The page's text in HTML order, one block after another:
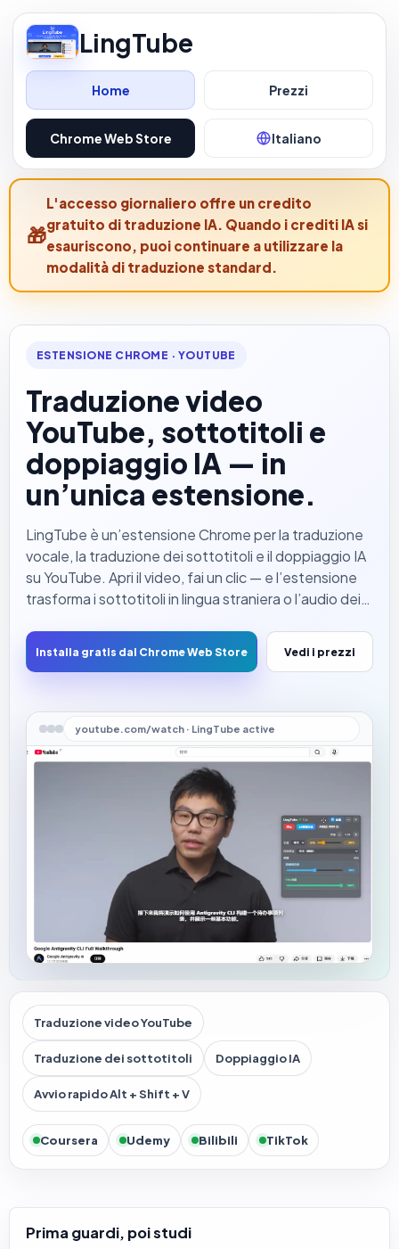
LingTube
Home Prezzi
Chrome Web Store Italiano
L'accesso giornaliero offre un credito
gratuito di traduzione IA. Quando i crediti IA si
esauriscono, puoi continuare a utilizzare la
modalità di traduzione standard.
ESTENSIONE CHROME · YOUTUBE
Traduzione video
YouTube, sottotitoli e
doppiaggio IA — in
un’unica estensione.
LingTube è un’estensione Chrome per la traduzione
vocale, la traduzione dei sottotitoli e il doppiaggio IA
su YouTube. Apri il video, fai un clic — e l’estensione
trasforma i sottotitoli in lingua straniera o l’audio dei
comprensibile, letta con voce naturale mentre il
video continua. Non devi più fissare la riga dei
Installa gratis dal Chrome Web Store Vedi i prezzi
youtube.com/watch · LingTube active
Traduzione video YouTube
Traduzione dei sottotitoli Doppiaggio IA
Avvio rapido Alt + Shift + V
Coursera Udemy Bilibili TikTok
Prima guardi, poi studi